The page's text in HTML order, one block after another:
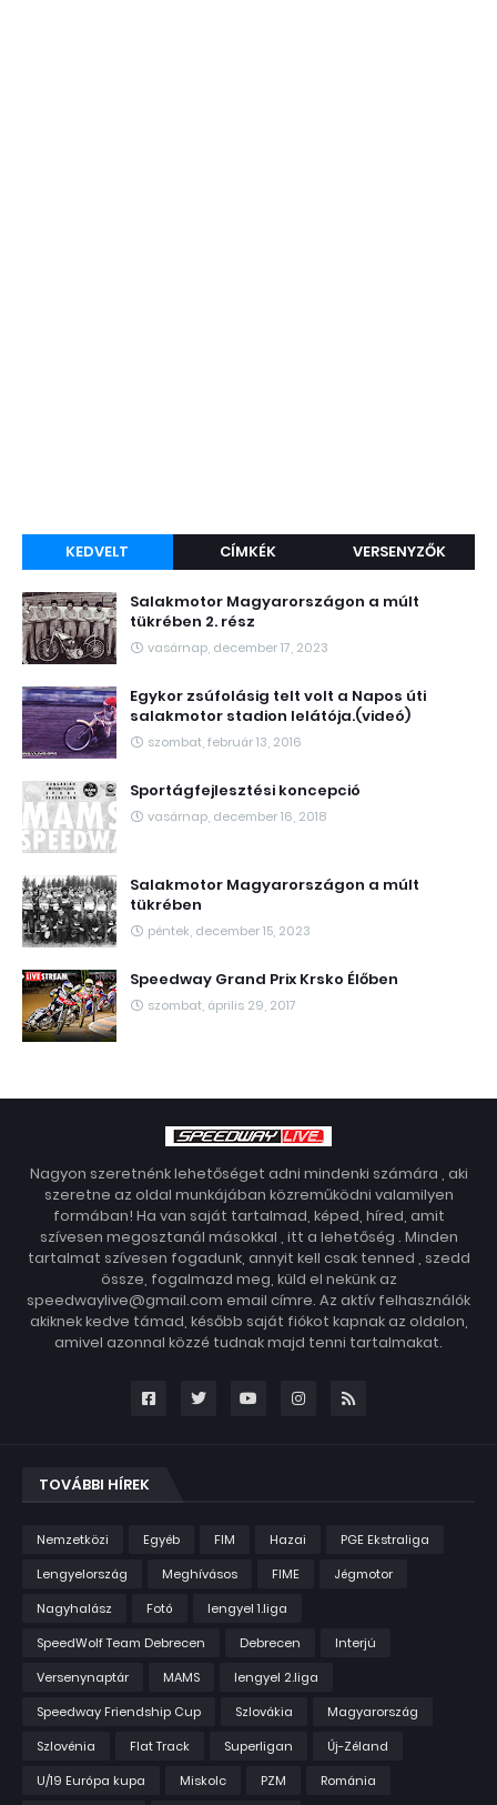
KEDVELT CÍMKÉK VERSENYZŐK
Salakmotor Magyarországon a múlt
tükrében 2. rész
vasárnap, december 17, 2023
Egykor zsúfolásig telt volt a Napos úti
salakmotor stadion lelátója.(videó)
szombat, február 13, 2016
Sportágfejlesztési koncepció
vasárnap, december 16, 2018
Salakmotor Magyarországon a múlt
tükrében
péntek, december 15, 2023
Speedway Grand Prix Krsko Élőben
szombat, április 29, 2017
Nagyon szeretnénk lehetőséget adni mindenki számára , aki
szeretne az oldal munkájában közreműködni valamilyen
formában! Ha van saját tartalmad, képed, híred, amit
szívesen megosztanál másokkal , itt a lehetőség . Minden
tartalmat szívesen fogadunk, annyit kell csak tenned , szedd
össze, fogalmazd meg, küld el nekünk az
speedwaylive@gmail.com email címre. Az aktív felhasználók
akiknek kedve támad, később saját fiókot kapnak az oldalon,
amivel azonnal közzé tudnak majd tenni tartalmakat.
TOVÁBBI HÍREK
Nemzetközi Egyéb FIM Hazai
PGE Ekstraliga
Lengyelország
Meghívásos FIME
Jégmotor
Nagyhalász
Fotó
lengyel 1.liga
SpeedWolf Team Debrecen
Debrecen
Interjú
Versenynaptár
MAMS
lengyel 2.liga
Speedway Friendship Cup
Szlovákia
Magyarország
Szlovénia
Flat Track Superligan
Új-Zéland
U/19 Európa kupa
Miskolc PZM
Románia